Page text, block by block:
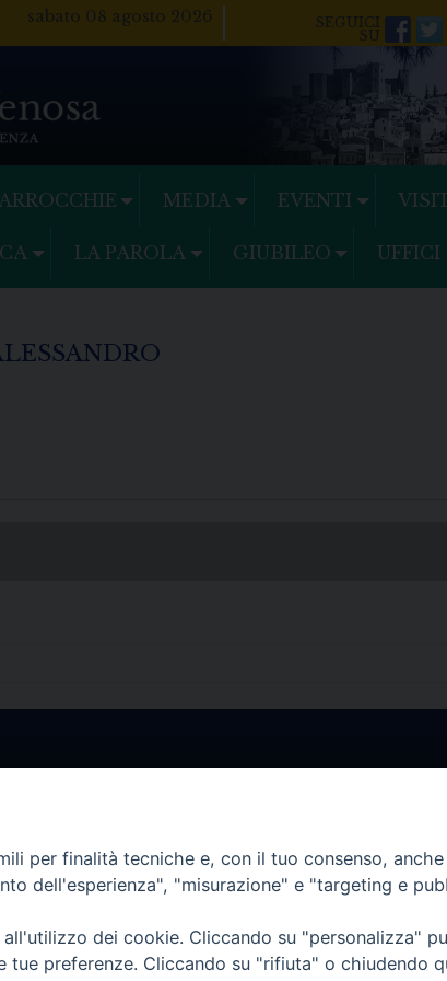
sabato 08 agosto 2026
MEDIA EVENTI
LA PAROLA GIUBILEO
per finalità tecniche e, con il tuo consenso,
dell'esperienza", "misurazione" e "targeting e
dei cookie. Cliccando su "personalizza"
tue preferenze. Cliccando su "rifiuta" o chiudendo